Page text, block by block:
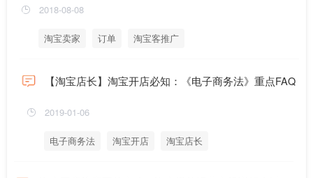
2018-08-08
淘宝卖家 订单 淘宝客推广
【淘宝店长】淘宝开店必知：《电子商务法》重点FAQ
2019-01-06
电子商务法 淘宝开店 淘宝店长